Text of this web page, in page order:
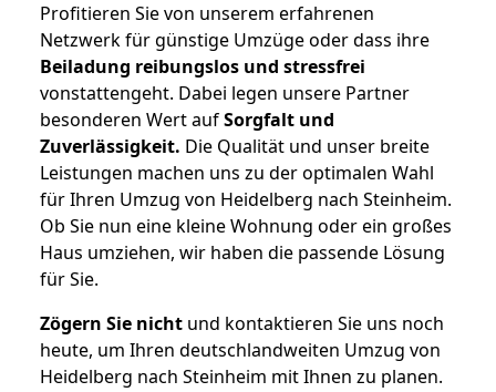
Profitieren Sie von unserem erfahrenen
Netzwerk für günstige Umzüge oder dass ihre
Beiladung reibungslos und stressfrei
vonstattengeht. Dabei legen unsere Partner
besonderen Wert aufSorgfalt und
Zuverlässigkeit. Die Qualität und unser breite
Leistungen machen uns zu der optimalen Wahl
für Ihren Umzug von Heidelberg nach Steinheim.
Ob Sie nun eine kleine Wohnung oder ein großes
Haus umziehen, wir haben die passende Lösung
für Sie.
Zögern Sie nicht und kontaktieren Sie uns noch
heute, um Ihren deutschlandweiten Umzug von
Heidelberg nach Steinheim mit Ihnen zu planen.